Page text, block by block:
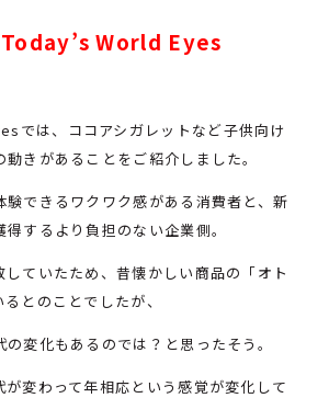
Today’s World Eyes
では、ココアシガレットなど子供向け
きがあることをご紹介しました。
験できるワクワク感がある消費者と、新
するより負担のない企業側。
していたため、昔懐かしい商品の「オト
とのことでしたが、
変化もあるのでは？と思ったそう。
が変わって年相応という感覚が変化して